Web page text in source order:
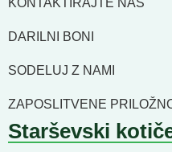
KONTAKTIRAJTE NAS
DARILNI BONI
SODELUJ Z NAMI
ZAPOSLITVENE
Starševski